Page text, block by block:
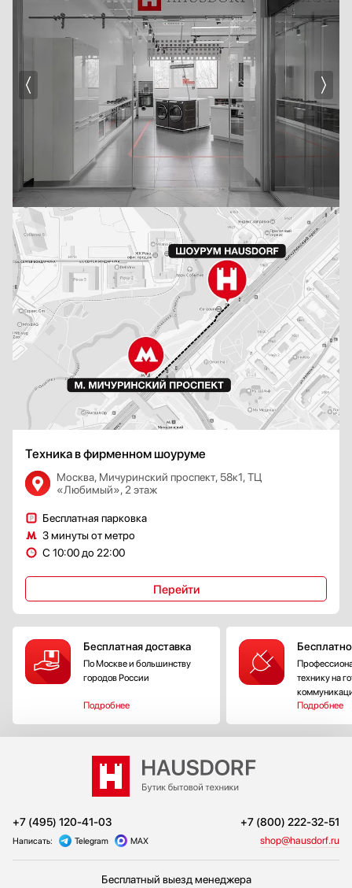
Техника в фирменном шоуруме
Москва, Мичуринский проспект, 58к1, ТЦ
«Любимый», 2 этаж
Бесплатная парковка
3 минуты от метро
С 10:00 до 22:00
Перейти
Бесплатная доставка
По Москве и большинству
городов России
Подробнее
технику на
Подробнее
+7 (495) 120-41-03 +7 (800) 222-32-51
Написать: Telegram MAX shop@hausdorf.ru
Бесплатный выезд менеджера